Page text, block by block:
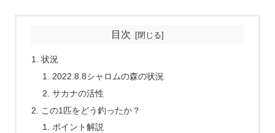
目次
状況
2022.8.8シャロムの森の状況
サカナの活性
この1匹をどう釣ったか？
ポイント解説